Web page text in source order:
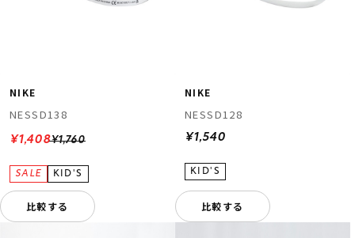
NIKE
NESSD138
¥1,760
¥1,408
比較する
NIKE
NESSD128
¥1,540
比較する